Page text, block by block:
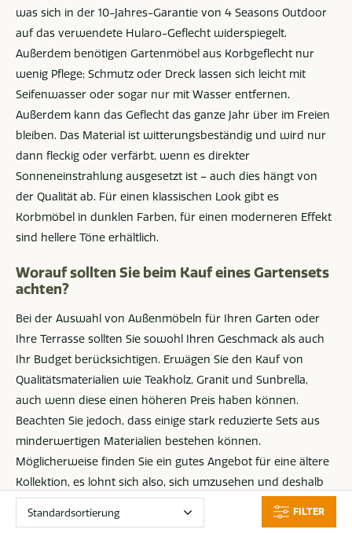
FILTER
was sich in der 10-Jahres-Garantie von 4 Seasons Outdoor
auf das verwendete Hularo-Geflecht widerspiegelt.
Außerdem benötigen Gartenmöbel aus Korbgeflecht nur
wenig Pflege; Schmutz oder Dreck lassen sich leicht mit
Seifenwasser oder sogar nur mit Wasser entfernen.
Außerdem kann das Geflecht das ganze Jahr über im Freien
bleiben. Das Material ist witterungsbeständig und wird nur
dann fleckig oder verfärbt, wenn es direkter
Sonneneinstrahlung ausgesetzt ist – auch dies hängt von
der Qualität ab. Für einen klassischen Look gibt es
Korbmöbel in dunklen Farben, für einen moderneren Effekt
sind hellere Töne erhältlich.
Worauf sollten Sie beim Kauf eines Gartensets
achten?
Bei der Auswahl von Außenmöbeln für Ihren Garten oder
Ihre Terrasse sollten Sie sowohl Ihren Geschmack als auch
Ihr Budget berücksichtigen. Erwägen Sie den Kauf von
Qualitätsmaterialien wie Teakholz, Granit und Sunbrella,
auch wenn diese einen höheren Preis haben können.
Beachten Sie jedoch, dass einige stark reduzierte Sets aus
minderwertigen Materialien bestehen können.
Möglicherweise finden Sie ein gutes Angebot für eine ältere
Kollektion, es lohnt sich also, sich umzusehen und deshalb
Gartenmöbel günstig kaufen.